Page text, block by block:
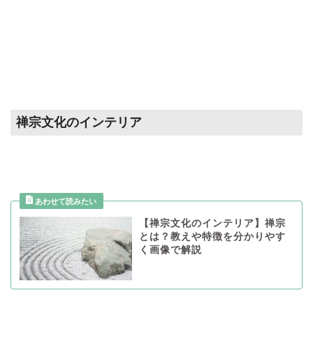
禅宗文化のインテリア
【禅宗文化のインテリア】禅宗
とは？教えや特徴を分かりやす
く画像で解説